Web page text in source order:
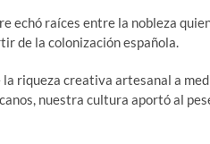
echó raíces entre la nobleza
de la colonización española.
la riqueza creativa artesanal a
nuestra cultura aportó al